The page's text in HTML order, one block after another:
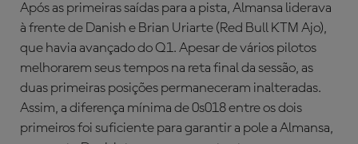
Após as primeiras saídas para a pista, Almansa liderava
à frente de Danish e Brian Uriarte (Red Bull KTM Ajo),
que havia avançado do Q1. Apesar de vários pilotos
melhorarem seus tempos na reta final da sessão, as
duas primeiras posições permaneceram inalteradas.
Assim, a diferença mínima de 0s018 entre os dois
primeiros foi suficiente para garantir a pole a Almansa,